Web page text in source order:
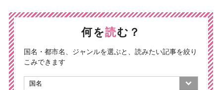
何を読む？
国名・都市名、ジャンルを選ぶと、読みたい記事を絞り
こみできます